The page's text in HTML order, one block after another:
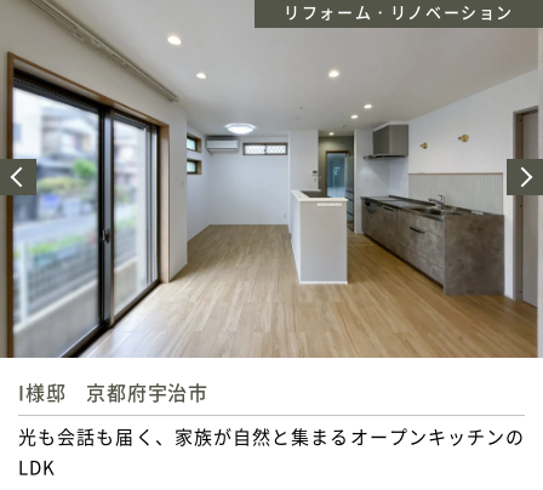
リフォーム・リノベーション
T様邸 京都府宇治市
心ほどけるバスタイムと心弾む洗面空間